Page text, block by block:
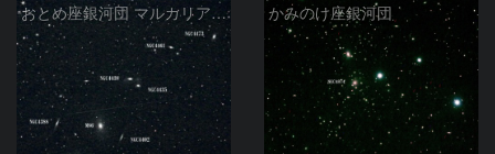
おとめ座銀河団 マルカリアン・チェーン かみのけ座銀河団